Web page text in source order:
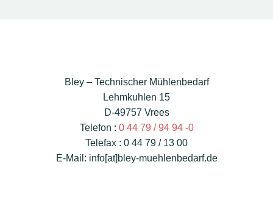
Bley – Technischer Mühlenbedarf
Lehmkuhlen 15
D-49757 Vrees
Telefon : 0 44 79 / 94 94 -0
Telefax : 0 44 79 / 13 00
E-Mail: info[at]bley-muehlenbedarf.de